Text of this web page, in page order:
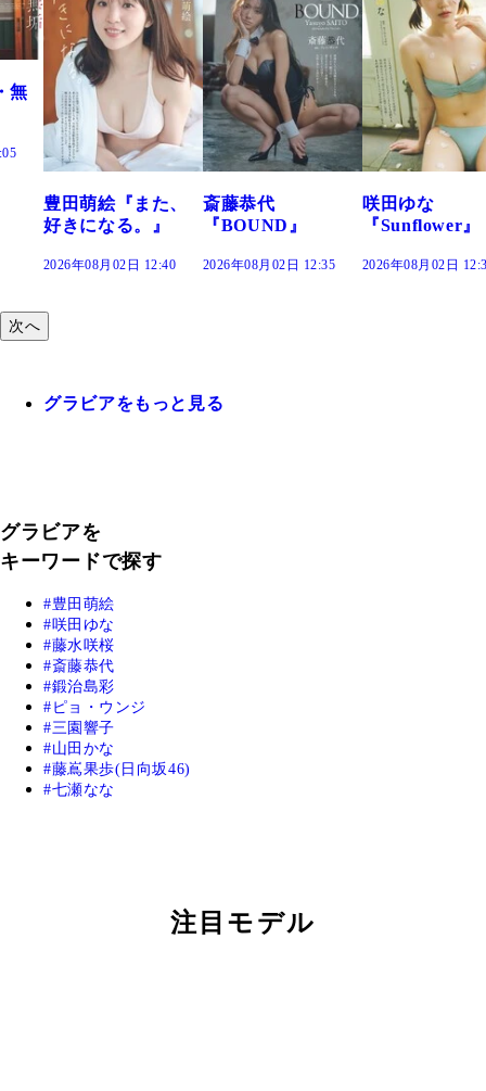
斎藤恭代
『BOUND』
2026年08月02日 12:35
咲田ゆな
『Sunflower』
2026年08月02日 12:30
藤水咲桜『花
だまり』
2026年08月02日
次へ
グラビアをもっと見る
グラビアを
キーワードで探す
豊田萌絵
咲田ゆな
藤水咲桜
斎藤恭代
鍛治島彩
ピョ・ウンジ
三園響子
山田かな
藤嶌果歩(日向坂46)
七瀬なな
注目モデル